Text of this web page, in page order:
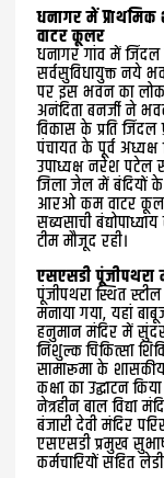
धनागर में प्राथमिक
वाटर कूलर
धनागर गांव में जिंदल
सर्वसुविधायुक्त नये
पर इस भवन का
अनंदिता बनर्जी ने
विकास के प्रति जिंदल
पंचायत के पूर्व अध्यक्ष
उपाध्यक्ष नरेश पटेल
जिला जेल में बंदियों
आरओ कम वाटर कूलर
सब्यसाची
टीम मौजूद रही।
एसएसडी पूंजीपथरा
पूंजीपथरा स्थित
मनाया गया, यहां
हनुमान मंदिर में
निशुल्क चिकित्सा
सामारूमा के शासकीय
कक्षा का उद्घाटन
नेत्रहीन बाल विद्या
बंजारी देवी मंदिर
एसएसडी प्रमुख
कर्मचारियों सहित